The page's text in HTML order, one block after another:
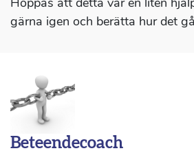
gärna igen och berätta hur det
Beteendecoach